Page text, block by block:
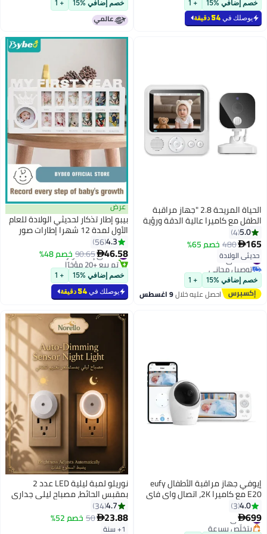
خصم إضافي %15 + 1
يوصلك في 54 دقيقة
خصم إضافي %15 + 1
الحياة المريحة 2.8 "جهاز مراقبة
الطفل مع كاميرا عالية الدقة ورؤية
ليلية، مستشعر درجة الحرارة
وتنبيهات البكاء، صوت ثنائي الاتجاه،
8 تهويدات، لاسلكي، آمن لطفلك
5.0
4
165
480 خصم 65%
حديثي الولادة
#17 في شاشات السلامة
توصيل مجاني
#17 في شاشات السلامة
خصم إضافي %15 + 1
احصل عليه خلال9 اغسطس
عرض
بيبو إطار تذكار لحديثي الولادة للعام
الأول لمدة 12 شهرا إطارات صور
مايلستون للاستحمام للأطفال وهدايا
الألبوم
4.3
56
46.58
90.65خصم 48% #1 في إكسسوارات الحمامات
تم بيع +20 مؤخرًا
#1 في إكسسوارات الحمامات
خصم إضافي %15 + 1
يوصلك في 54 دقيقة
إيوفي جهاز مراقبة الأطفال eufy
E20 مع كاميرا 2K، اتصال واي فاي
هجين وبدون واي فاي، التحكم في
التطبيق والشاشة، رؤية ليلية فائقة
4.0
3
699
#7 في شاشات السلامة
بتخلّص بسرعة
نوريلو لمبة ليلية LED عدد 2
بمقبس الحائط، مصباح ليلي جداري
مع حساس ضوء من الغسق حتى
الفجر، تشغيل/إيقاف وتعتيم تلقائي،
ضوء أبيض دافئ لغرفة الرضيع
4.7
34
23.88
50 خصم 52%
1+ سنة